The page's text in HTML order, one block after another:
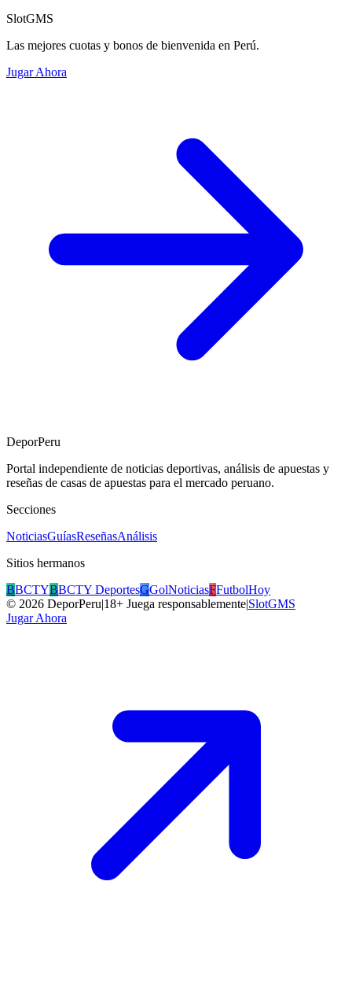
SlotGMS
Las mejores cuotas y bonos de bienvenida en Perú.
Jugar Ahora
DeporPeru
Portal independiente de noticias deportivas, análisis de apuestas y
reseñas de casas de apuestas para el mercado peruano.
Secciones
NoticiasGuíasReseñasAnálisis
Sitios hermanos
BBCTYBBCTY DeportesGGolNoticiasFFutbolHoy
© 2026 DeporPeru|18+ Juega responsablemente|SlotGMS
Jugar Ahora